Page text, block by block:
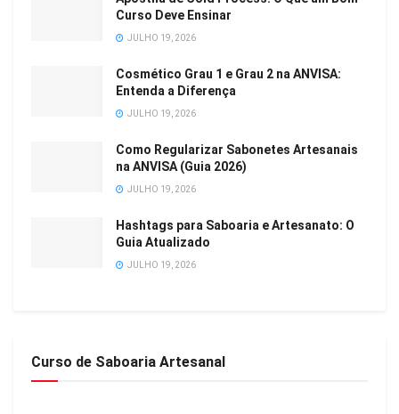
Curso Deve Ensinar
JULHO 19, 2026
Cosmético Grau 1 e Grau 2 na ANVISA:
Entenda a Diferença
JULHO 19, 2026
Como Regularizar Sabonetes Artesanais
na ANVISA (Guia 2026)
JULHO 19, 2026
Hashtags para Saboaria e Artesanato: O
Guia Atualizado
JULHO 19, 2026
Curso de Saboaria Artesanal